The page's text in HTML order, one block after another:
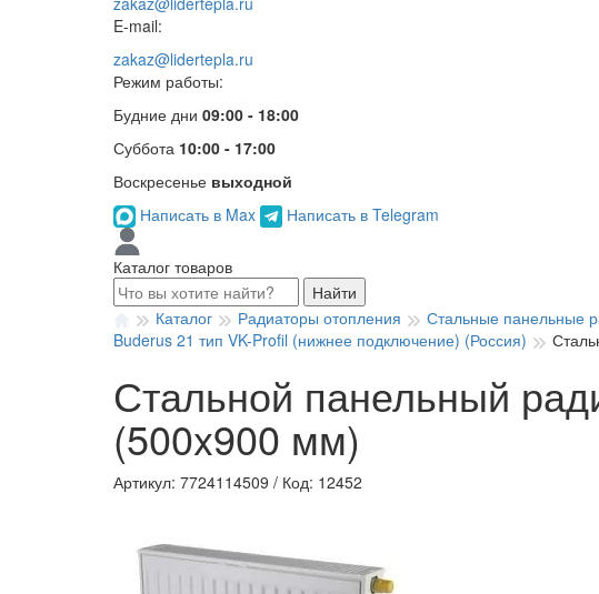
E-mail:
zakaz@lidertepla.ru
Режим работы:
Будние дни 09:00 - 18:00
Суббота 10:00 - 17:00
Воскресенье выходной
Написать в Max
Написать в Telegram
Каталог товаров
Найти
Каталог
Радиаторы отопления Стальные панельные
Buderus 21 тип VK-Profil (нижнее подключение) (Россия)
Стальной панельный
(500x900 мм)
Артикул: 7724114509 / Код: 12452